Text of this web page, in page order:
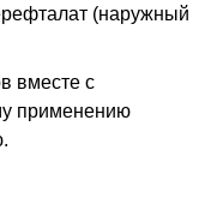
(наружный
вместе с
применению